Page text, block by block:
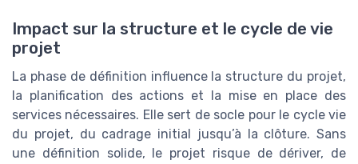
Impact sur la structure et le cycle de vie
projet
La phase de définition influence la structure du projet,
la planification des actions et la mise en place des
services nécessaires. Elle sert de socle pour le cycle vie
du projet, du cadrage initial jusqu’à la clôture. Sans
une définition solide, le projet risque de dériver, de